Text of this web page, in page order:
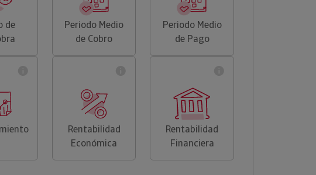
de
Periodo Medio
de Cobro
Periodo Medio
de Pago
Rentabilidad
Económica
Rentabilidad
Financiera